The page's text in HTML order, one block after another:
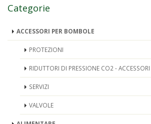
Categorie
ACCESSORI PER BOMBOLE
PROTEZIONI
RIDUTTORI DI PRESSIONE CO2 - ACCESSORI
SERVIZI
VALVOLE